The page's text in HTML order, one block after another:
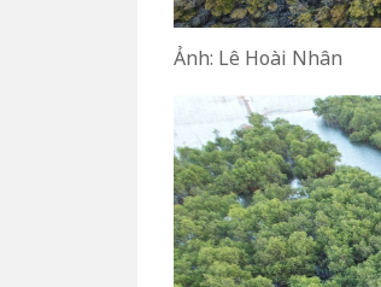
Ảnh: Lê Hoài Nhân